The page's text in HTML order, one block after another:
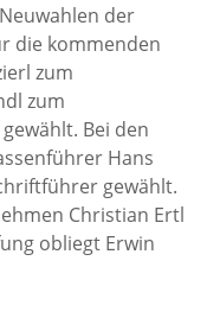
der
die kommenden
zum
zum
Bei den
Hans
gewählt.
Christian Ertl
obliegt Erwin